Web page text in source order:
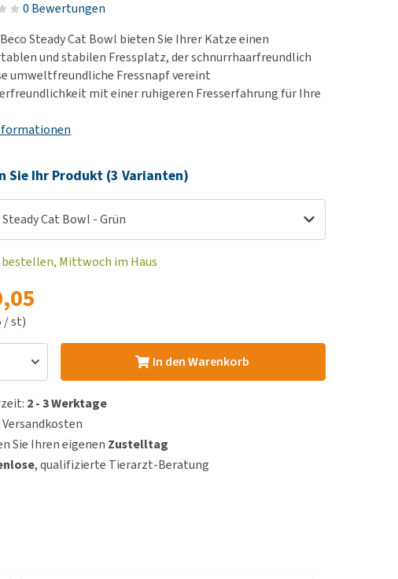
Harn-, Nieren- und
Haut-/Fellprobleme und
Juckreiz
Nierenproblemen
Alles ansehen
0 Bewertungen
Steady Cat Bowl bieten Sie Ihrer Katze einen
und stabilen Fressplatz, der schnurrhaarfreundlich
umweltfreundliche Fressnapf vereint
mit einer ruhigeren Fresserfahrung für Ihre
Sie Ihr Produkt (3 Varianten)
Steady Cat Bowl - Grün
Mittwoch im Haus
/ st)
In den Warenkorb
2 - 3 Werktage
Versandkosten
Sie Ihren eigenen Zustelltag
, qualifizierte Tierarzt-Beratung